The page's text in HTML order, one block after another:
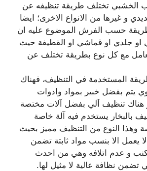
الخشبي تختلف طريقة تنظيفه عن
و غيرها من الانواع الاخرى؛ ايضا
حسب الفرش الموضوع عليه ان
جلدي او قماشي او القطيفة حيث
مع كل نوع بطريقة تختلف عن
المستخدمة في التنظيف، فهناك
يتم بفضل خبير بمواد وادوات
هناك تنظيف آلي بفضل آلات مختصة
بالبخار يستخدم فيه آلة خاصة
وهذا النوع من التنظيف مميز بحيث
لا يعمل الا بنسب مواد ثابتة تضمن
و عدم اتلافه وهي من احدث
تضمن نظافة عالية لا مثيل لها.